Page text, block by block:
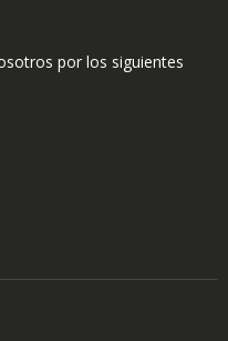
por los siguientes